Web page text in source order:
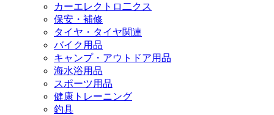
カーエレクトロ二クス
保安・補修
タイヤ・タイヤ関連
バイク用品
キャンプ・アウトドア用品
海水浴用品
スポーツ用品
健康トレーニング
釣具